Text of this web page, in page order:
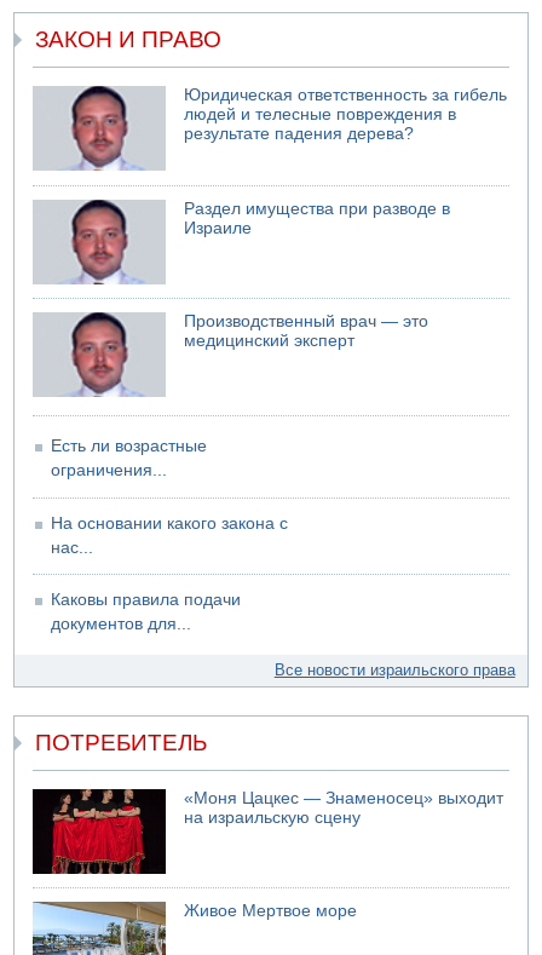
06.08.2026 08:45
Взрыв в Северном Тель-Авиве
06.08.2026 08:11
Украинская атака на российский НПЗ
05.08.2026 18:30
Израиль провел испытания системы противоракетной
обороны "Хец"
МАДА призывает израильтян срочно сдавать кровь
ЗАКОН И ПРАВО
Юридическая ответственность за гибель
людей и телесные повреждения в
результате падения дерева?
Раздел имущества при разводе в
Израиле
Производственный врач — это
медицинский эксперт
Есть ли возрастные
ограничения...
На основании какого закона с
нас...
Каковы правила подачи
документов для...
Все новости израильского права
ПОТРЕБИТЕЛЬ
«Моня Цацкес — Знаменосец» выходит
на израильскую сцену
Живое Мертвое море